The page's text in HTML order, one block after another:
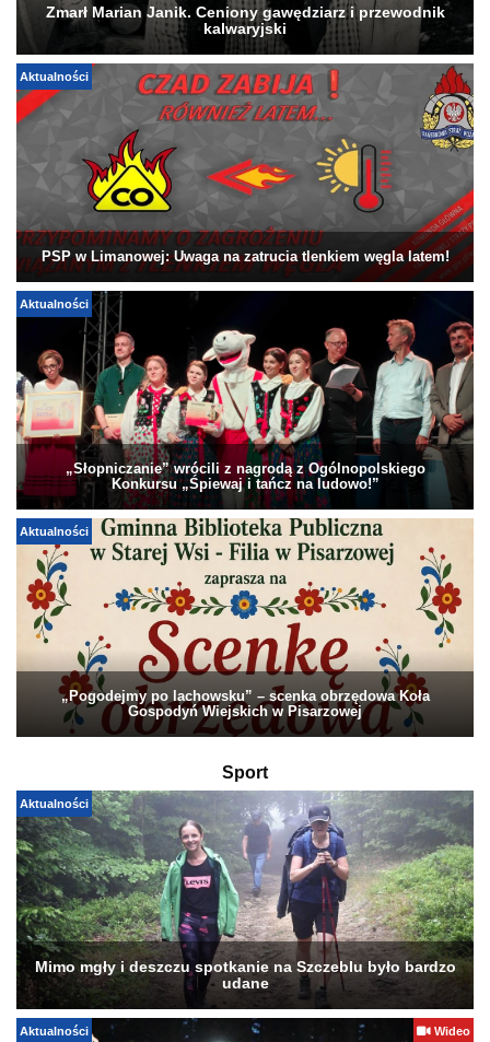
Zmarł Marian Janik. Ceniony gawędziarz i przewodnik
kalwaryjski
Aktualności
PSP w Limanowej: Uwaga na zatrucia tlenkiem węgla latem!
Aktualności
„Słopniczanie” wrócili z nagrodą z Ogólnopolskiego
Konkursu „Śpiewaj i tańcz na ludowo!”
Aktualności
„Pogodejmy po lachowsku” – scenka obrzędowa Koła
Gospodyń Wiejskich w Pisarzowej
Sport
Aktualności
Mimo mgły i deszczu spotkanie na Szczeblu było bardzo
udane
Aktualności Wideo